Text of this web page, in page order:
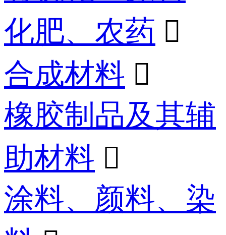
化肥、农药 
合成材料 
橡胶制品及其辅
助材料 
涂料、颜料、染